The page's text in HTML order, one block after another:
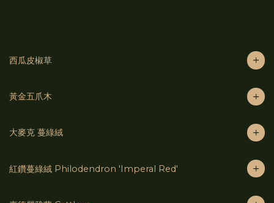
西瓜皮椒草
黃金五爪木
大麥克 蔓綠絨
紅鑽蔓綠絨 Philodendron 'Imperal Red'